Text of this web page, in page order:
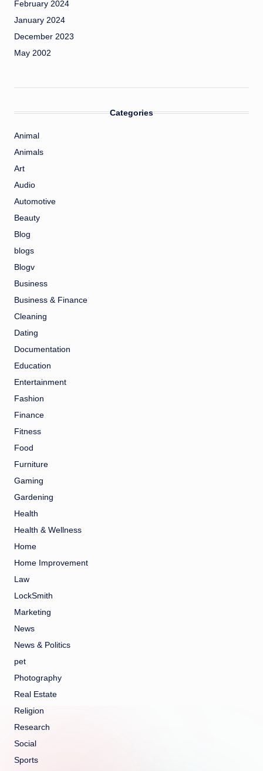
February 2024
January 2024
December 2023
May 2002
Categories
Animal
Animals
Art
Audio
Automotive
Beauty
Blog
blogs
Blogv
Business
Business & Finance
Cleaning
Dating
Documentation
Education
Entertainment
Fashion
Finance
Fitness
Food
Furniture
Gaming
Gardening
Health
Health & Wellness
Home
Home Improvement
Law
LockSmith
Marketing
News
News & Politics
pet
Photography
Real Estate
Religion
Research
Social
Sports